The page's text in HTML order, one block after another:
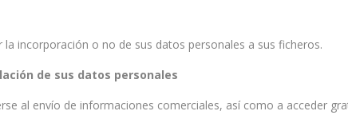
la incorporación o no de sus datos personales a sus ficheros.
de sus datos personales
al envío de informaciones comerciales, así como a acceder